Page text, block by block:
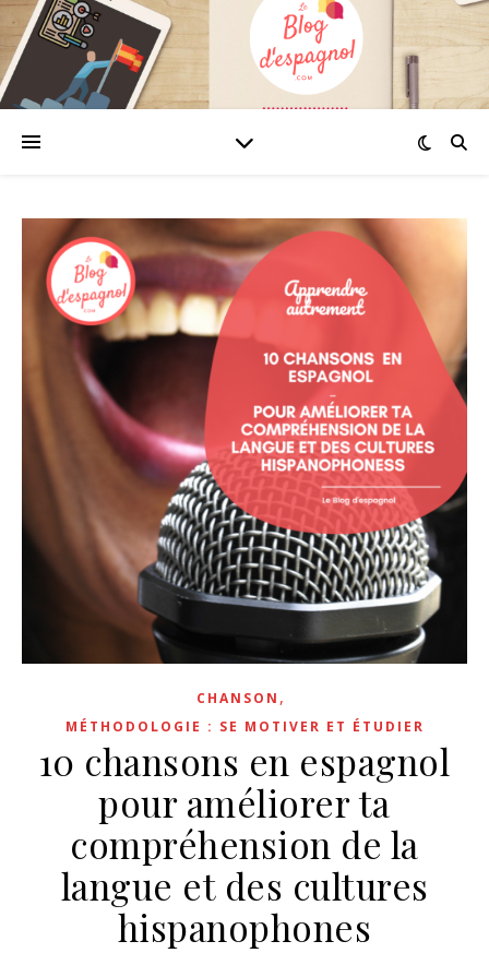
CHANSON ,
MÉTHODOLOGIE : SE MOTIVER ET ÉTUDIER
10 chansons en espagnol
pour améliorer ta
compréhension de la
langue et des cultures
hispanophones